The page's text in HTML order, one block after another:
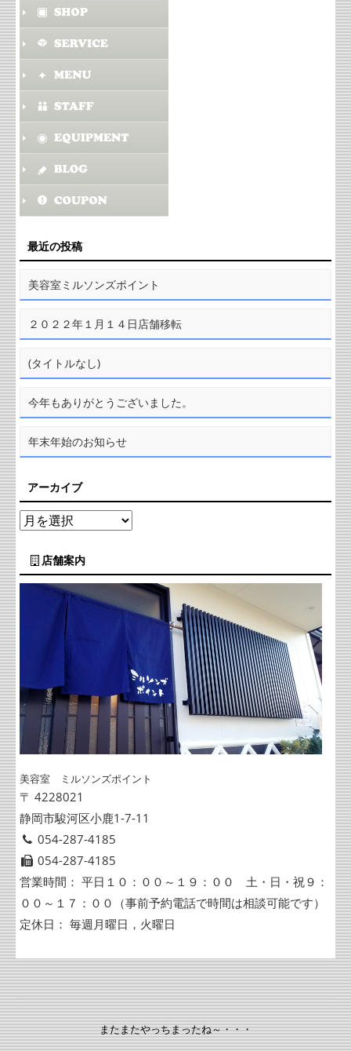
最近の投稿
美容室ミルソンズポイント
２０２２年１月１４日店舗移転
(タイトルなし)
今年もありがとうございました。
年末年始のお知らせ
アーカイブ
店舗案内
美容室 ミルソンズポイント
〒 4228021
静岡市駿河区小鹿1-7-11
054-287-4185
054-287-4185
営業時間： 平日１０：００～１９：００ 土・日・祝９：
００～１７：００（事前予約電話で時間は相談可能です）
定休日： 毎週月曜日，火曜日
またまたやっちまったね～・・・